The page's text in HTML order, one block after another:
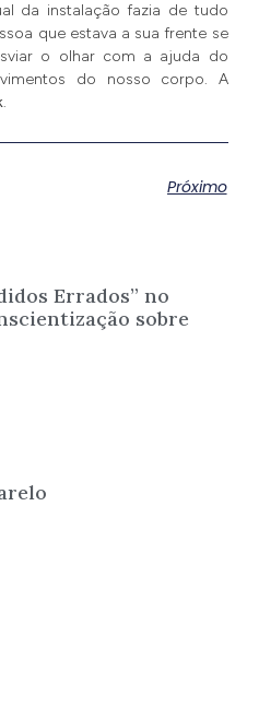
da instalação fazia de tudo
que estava a sua frente se
o olhar com a ajuda do
do nosso corpo. A
.
Próximo
Errados” no
sobre